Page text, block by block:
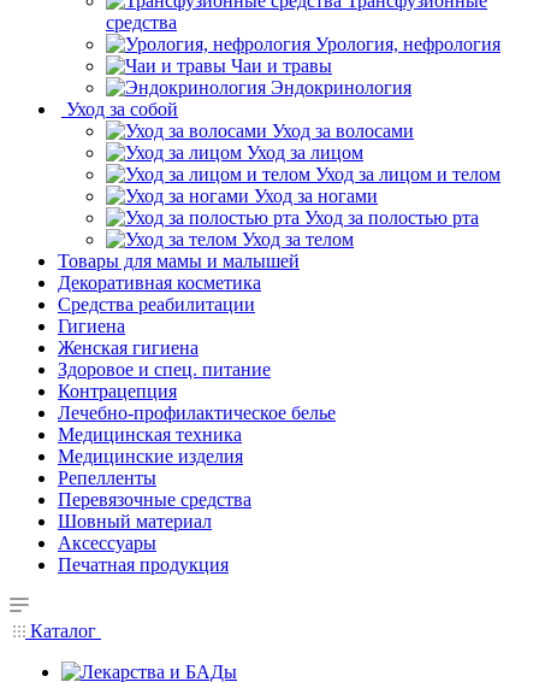
средства
Урология, нефрология
Чаи и травы
Эндокринология
Уход за собой
Уход за волосами
Уход за лицом
Уход за лицом и телом
Уход за ногами
Уход за полостью рта
Уход за телом
Товары для мамы и малышей
Декоративная косметика
Средства реабилитации
Гигиена
Женская гигиена
Здоровое и спец. питание
Контрацепция
Лечебно-профилактическое белье
Медицинская техника
Медицинские изделия
Репелленты
Перевязочные средства
Шовный материал
Аксессуары
Печатная продукция
Каталог